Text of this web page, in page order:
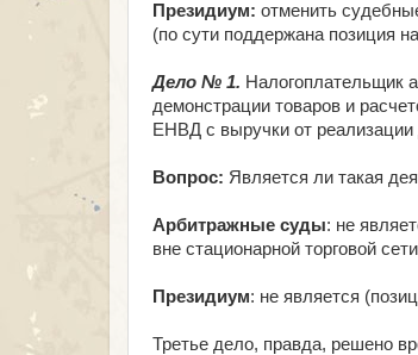
Президиум: отменить
(по сути поддержана позиция
Дело № 1. Налогоплательщик
демонстрации товаров и
ЕНВД с выручки от реализации
Вопрос: Является ли такая
Арбитражные суды: не
вне стационарной торговой
Президиум: не является
Третье дело, правда, решено